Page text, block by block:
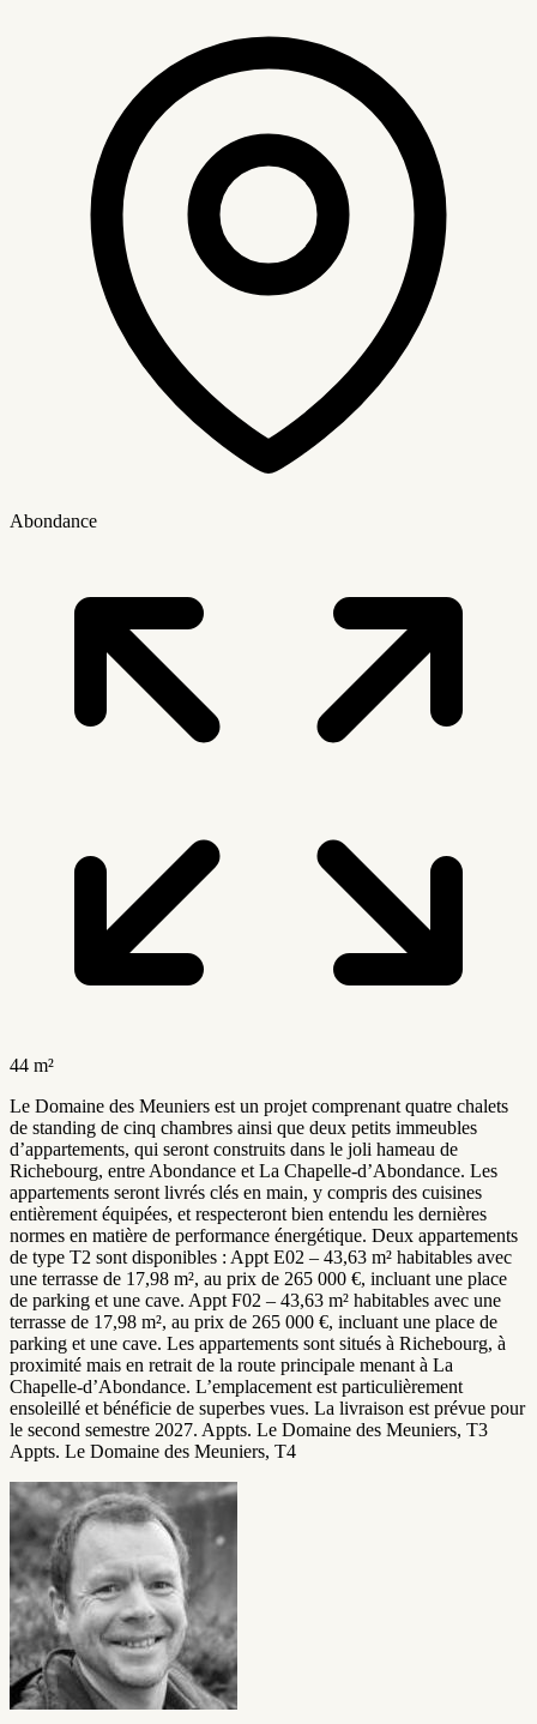
Abondance
44 m²
Le Domaine des Meuniers est un projet comprenant quatre chalets
de standing de cinq chambres ainsi que deux petits immeubles
d’appartements, qui seront construits dans le joli hameau de
Richebourg, entre Abondance et La Chapelle-d’Abondance. Les
appartements seront livrés clés en main, y compris des cuisines
entièrement équipées, et respecteront bien entendu les dernières
normes en matière de performance énergétique. Deux appartements
de type T2 sont disponibles : Appt E02 – 43,63 m² habitables avec
une terrasse de 17,98 m², au prix de 265 000 €, incluant une place
de parking et une cave. Appt F02 – 43,63 m² habitables avec une
terrasse de 17,98 m², au prix de 265 000 €, incluant une place de
parking et une cave. Les appartements sont situés à Richebourg, à
proximité mais en retrait de la route principale menant à La
Chapelle-d’Abondance. L’emplacement est particulièrement
ensoleillé et bénéficie de superbes vues. La livraison est prévue pour
le second semestre 2027. Appts. Le Domaine des Meuniers, T3
Appts. Le Domaine des Meuniers, T4